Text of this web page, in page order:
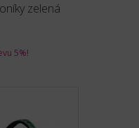
zelená
5%!